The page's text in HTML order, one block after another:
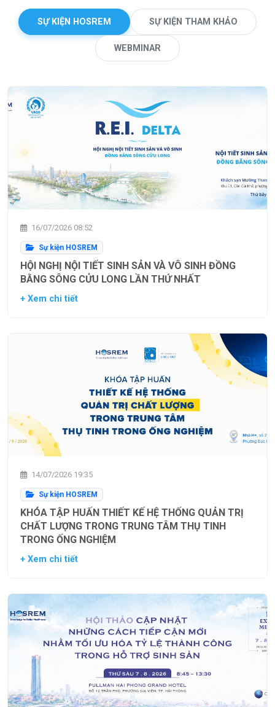
SỰ KIỆN HOSREM SỰ KIỆN THAM KHẢO
WEBMINAR
16/07/2026 08:52
Sự kiện HOSREM
HỘI NGHỊ NỘI TIẾT SINH SẢN VÀ VÔ SINH ĐỒNG
BẰNG SÔNG CỬU LONG LẦN THỨ NHẤT
+ Xem chi tiết
14/07/2026 19:35
Sự kiện HOSREM
KHÓA TẬP HUẤN THIẾT KẾ HỆ THỐNG QUẢN TRỊ
CHẤT LƯỢNG TRONG TRUNG TÂM THỤ TINH
TRONG ỐNG NGHIỆM
+ Xem chi tiết